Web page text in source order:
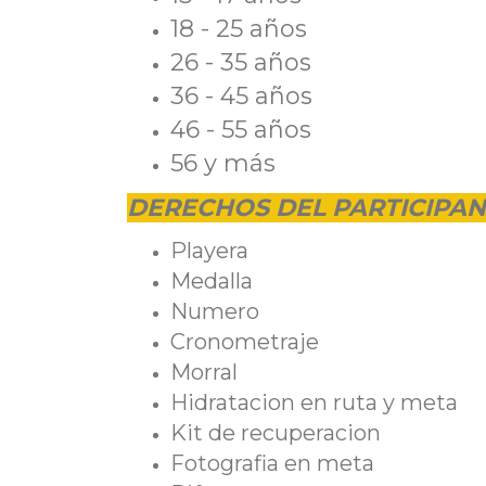
18 - 25 años
26 - 35 años
36 - 45 años
46 - 55 años
56 y más
DERECHOS DEL
Playera
Medalla
Numero
Cronometraje
Morral
Hidratacion en ruta y meta
Kit de recuperacion
Fotografia en meta